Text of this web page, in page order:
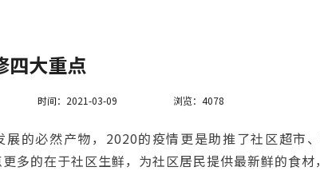
四大重点
时间：2021-03-09 浏览：4078
展的必然产物，2020的疫情更是助推了社区超市
多的在于社区生鲜，为社区居民提供最新鲜的食